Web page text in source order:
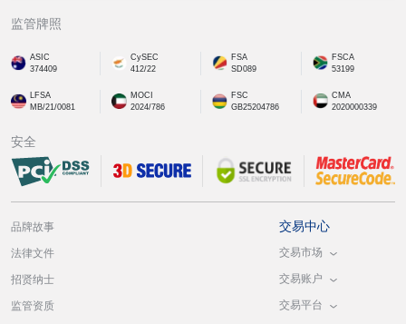
监管牌照
ASIC
374409
CySEC
412/22
FSA
SD089
FSCA
53199
LFSA
MB/21/0081
MOCI
2024/786
FSC
GB25204786
CMA
2020000339
安全
品牌故事
法律文件
招贤纳士
监管资质
交易中心
交易市场
交易账户
交易平台